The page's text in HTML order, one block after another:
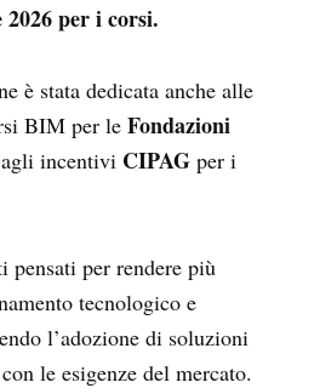
2026 per i corsi.
è stata dedicata anche alle
BIM per le Fondazioni
incentivi CIPAG per i
pensati per rendere più
tecnologico e
l’adozione di soluzioni
le esigenze del mercato.